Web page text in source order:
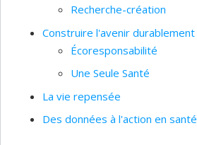
Recherche-création
Construire l'avenir durablement
Écoresponsabilité
Une Seule Santé
La vie repensée
Des données à l'action en santé